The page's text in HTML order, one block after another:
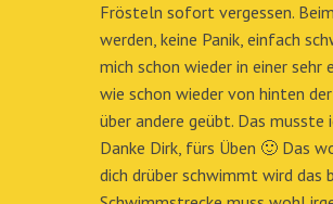
Frösteln sofort vergessen.
werden, keine Panik, einfach
mich schon wieder in einer sehr
wie schon wieder von hinten
über andere geübt. Das
Danke Dirk, fürs Üben 🙂 Das
dich drüber schwimmt wird